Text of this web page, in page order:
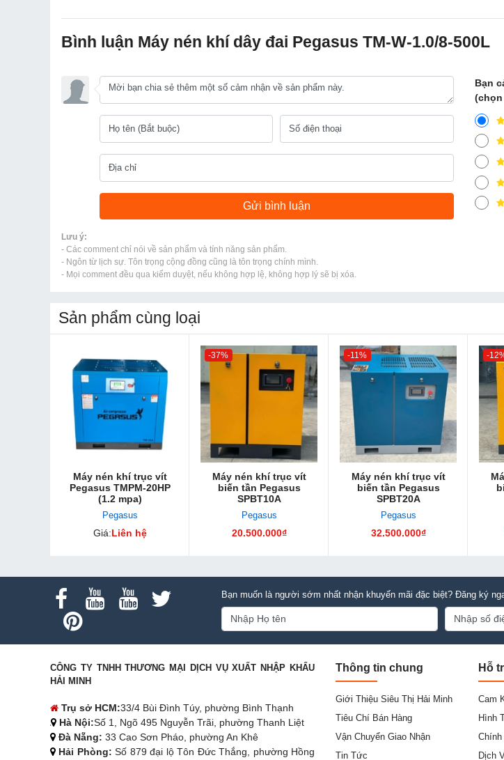
Bình luận Máy nén khí dây đai Pegasus TM-W-1.0/8-500L
Bạn
(chọn
Lưu ý:
- Các comment chỉ nói về sản phẩm và tính năng sản phẩm.
- Ngôn từ lịch sự. Tôn trọng cộng đồng cũng là tôn trọng chính mình.
- Mọi comment đều qua kiểm duyệt, nếu không hợp lệ, không hợp lý sẽ bị xóa.
Sản phẩm cùng loại
Máy nén khí trục vít
Pegasus TMPM-20HP
(1.2 mpa)
Pegasus
Giá:Liên hệ
-37%
Máy nén khí trục vít
biến tần Pegasus
SPBT10A
Pegasus
20.500.000₫
-11%
Máy nén khí trục vít
biến tần Pegasus
SPBT20A
Pegasus
32.500.000₫
-
Bạn muốn là người sớm nhất nhận khuyến mãi đặc biệt? Đăng ký
CÔNG TY TNHH THƯƠNG MẠI DỊCH VỤ XUẤT NHẬP KHẨU
HẢI MINH
Trụ sở HCM:33/4 Bùi Đình Túy, phường Bình Thạnh
Hà Nội:Số 1, Ngõ 495 Nguyễn Trãi, phường Thanh Liệt
Đà Nẵng: 33 Cao Sơn Pháo, phường An Khê
Hải Phòng: Số 879 đại lộ Tôn Đức Thắng, phường Hồng
Thông tin chung
Giới Thiệu Siêu Thị Hải Minh
Tiêu Chí Bán Hàng
Vận Chuyển Giao Nhận
Tin Tức
Hỗ
Cam
Hình
Dịch